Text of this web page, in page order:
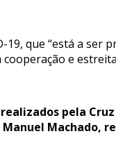
19, que “está a ser
cooperação e
pela
Machado,